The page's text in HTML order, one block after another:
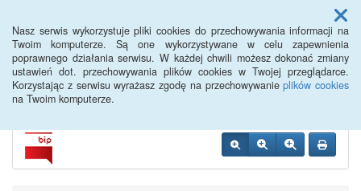
Nasz serwis wykorzystuje pliki cookies do przechowywania informacji na
Twoim komputerze. Są one wykorzystywane w celu zapewnienia
poprawnego działania serwisu. W każdej chwili możesz dokonać zmiany
ustawień dot. przechowywania plików cookies w Twojej przeglądarce.
Korzystając z serwisu wyrażasz zgodę na przechowywanieplików cookies
na Twoim komputerze.
Menu
PUP Opole